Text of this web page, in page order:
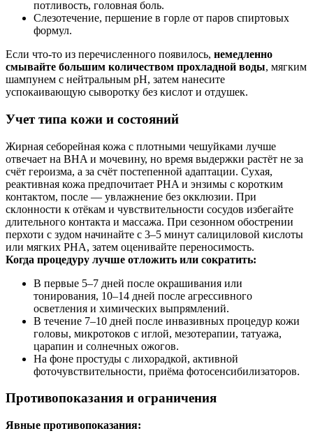
потливость, головная боль.
Слезотечение, першение в горле от паров спиртовых
формул.
Если что‑то из перечисленного появилось, немедленно
смывайте большим количеством прохладной воды, мягким
шампунем с нейтральным pH, затем нанесите
успокаивающую сыворотку без кислот и отдушек.
Учет типа кожи и состояний
Жирная себорейная кожа с плотными чешуйками лучше
отвечает на BHA и мочевину, но время выдержки растёт не за
счёт героизма, а за счёт постепенной адаптации. Сухая,
реактивная кожа предпочитает PHA и энзимы с коротким
контактом, после — увлажнение без окклюзии. При
склонности к отёкам и чувствительности сосудов избегайте
длительного контакта и массажа. При сезонном обострении
перхоти с зудом начинайте с 3–5 минут салициловой кислоты
или мягких PHA, затем оценивайте переносимость.
Когда процедуру лучше отложить или сократить:
В первые 5–7 дней после окрашивания или
тонирования, 10–14 дней после агрессивного
осветления и химических выпрямлений.
В течение 7–10 дней после инвазивных процедур кожи
головы, микротоков с иглой, мезотерапии, татуажа,
царапин и солнечных ожогов.
На фоне простуды с лихорадкой, активной
фоточувствительности, приёма фотосенсибилизаторов.
Противопоказания и ограничения
Явные противопоказания: